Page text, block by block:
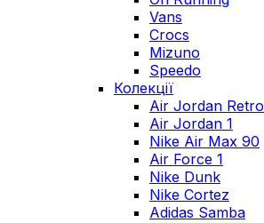
Vans
Crocs
Mizuno
Speedo
Колекції
Air Jordan Retro
Air Jordan 1
Nike Air Max 90
Air Force 1
Nike Dunk
Nike Cortez
Adidas Samba